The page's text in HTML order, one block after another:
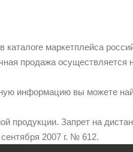
маркетплейса
продажа
информацию вы можете
продукции. Запрет на
2007 г. № 612.